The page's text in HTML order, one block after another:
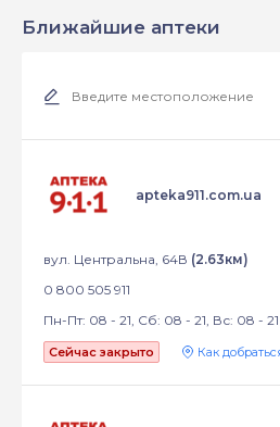
Ближайшие аптеки
apteka911.com.ua
вул. Центральна, 64В (2.63км)
0 800 505 911
Пн-Пт: 08 - 21, Сб: 08 - 21, Вс: 08 - 21
Сейчас закрыто Как